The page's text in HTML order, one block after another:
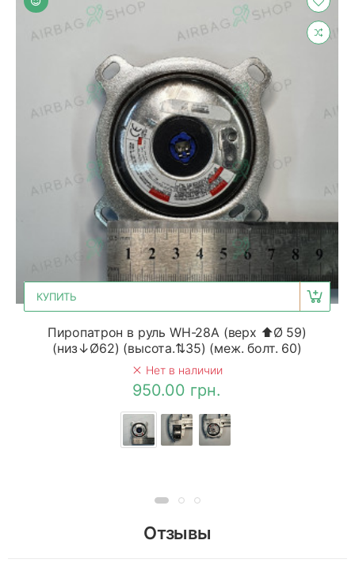
КУПИТЬ
Пиропатрон в руль WH-28A (верх ⬆Ø 59)
(низ↓Ø62) (высота.⇅35) (меж. болт. 60)
Нет в наличии
950.00 грн.
Отзывы